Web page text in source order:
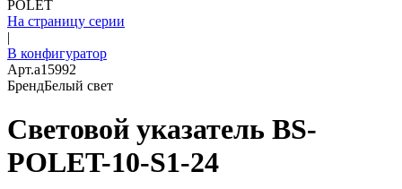
POLET
На страницу серии
|
В конфигуратор
Арт.a15992
БрендБелый свет
Световой указатель BS-
POLET-10-S1-24